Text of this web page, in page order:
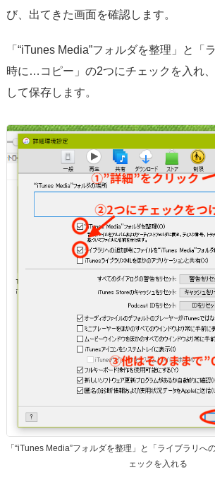
び、出てきた画面を確認します。
「“iTunes Media”フォルダを整理」と「
時に…コピー」の2つにチェックを入れ
して保存します。
「“iTunes Media”フォルダを整理」と「ライブラリ
ェックを入れる